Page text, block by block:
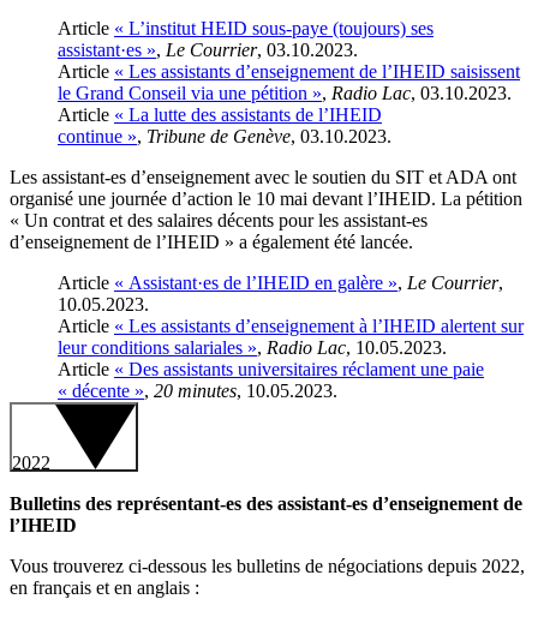
Article « L’institut HEID sous-paye (toujours) ses
assistant·es », Le Courrier, 03.10.2023.
Article « Les assistants d’enseignement de l’IHEID saisissent
le Grand Conseil via une pétition », Radio Lac, 03.10.2023.
Article « La lutte des assistants de l’IHEID
continue », Tribune de Genève, 03.10.2023.
Les assistant-es d’enseignement avec le soutien du SIT et ADA ont
organisé une journée d’action le 10 mai devant l’IHEID. La pétition
« Un contrat et des salaires décents pour les assistant-es
d’enseignement de l’IHEID » a également été lancée.
Article « Assistant·es de l’IHEID en galère », Le Courrier,
10.05.2023.
Article « Les assistants d’enseignement à l’IHEID alertent sur
leur conditions salariales », Radio Lac, 10.05.2023.
Article « Des assistants universitaires réclament une paie
« décente », 20 minutes, 10.05.2023.
2022
Bulletins des représentant-es des assistant-es d’enseignement de
l’IHEID
Vous trouverez ci-dessous les bulletins de négociations depuis 2022,
en français et en anglais :